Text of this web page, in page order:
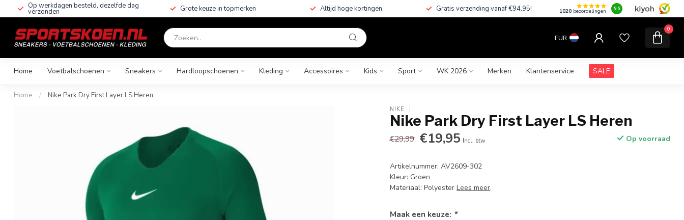
Op werkdagen besteld, dezelfde dag
verzonden Grote keuze in topmerken Altijd hoge kortingen Gratis verzending vanaf €94,95! 1020 beoordelingen 9.6
EUR
0
Home Voetbalschoenen Sneakers Hardloopschoenen Kleding Accessoires Kids Sport WK 2026 Merken Klantenservice SALE
Home / Nike Park Dry First Layer LS Heren
NIKE
Nike Park Dry First Layer LS Heren
€29,99 €19,95 Incl. btw Op voorraad
Artikelnummer: AV2609-302
Kleur: Groen
Materiaal: PolyesterLees meer.
Maak een keuze: *